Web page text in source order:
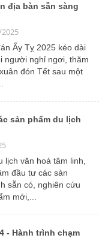
địa bàn sẵn sàng
Ấy Tỵ 2025 kéo dài
người nghỉ ngơi, thăm
đón Tết sau một
sản phẩm du lịch
lịch văn hoá tâm linh,
đầu tư các sản
sẵn có, nghiên cứu
mới,...
- Hành trình chạm